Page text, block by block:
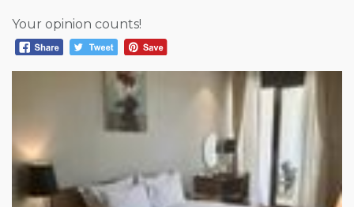
Your opinion counts!